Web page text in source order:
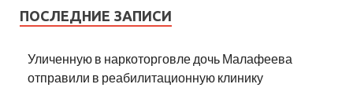
ПОСЛЕДНИЕ ЗАПИСИ
Уличенную в наркоторговле дочь Малафеева
отправили в реабилитационную клинику